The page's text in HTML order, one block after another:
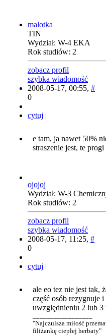
malotka
TIN
Wydział: W-4 EKA
Rok studiów: 2
zobacz profil
szybka wiadomość
2008-05-17, 00:55, #
0
cytuj |
e tam, ja nawet 50%
straszenie jest, te
ojojoj
Wydział: W-3
Rok studiów: 2
zobacz profil
szybka wiadomość
2008-05-17, 11:25, #
0
cytuj |
ale eo tez nie jest tak,
część osób rezygnuje
uwzględnieniu 2 lub 3
"Najczulsza miłość
filiżankę ciepłej herbaty"